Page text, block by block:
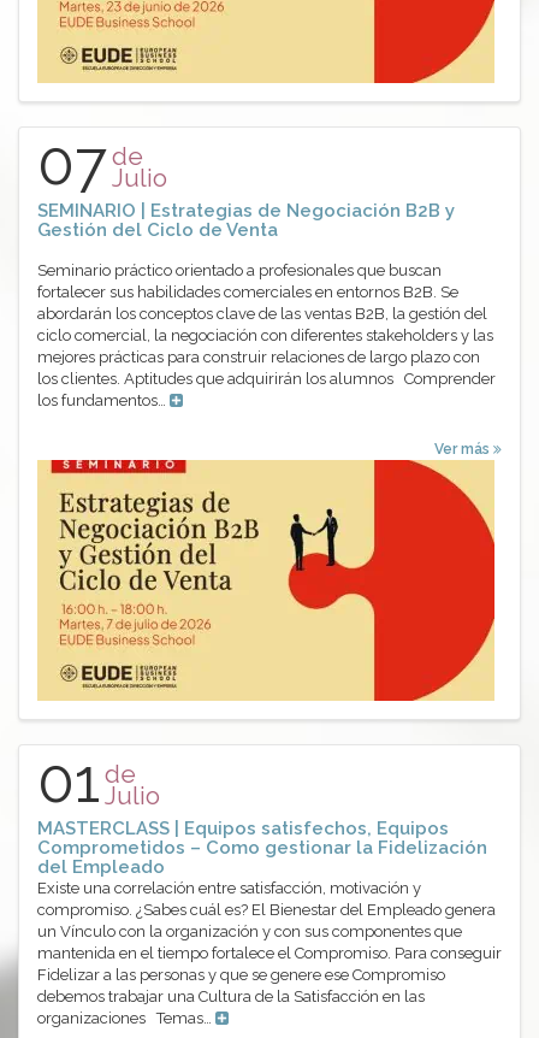
07de
Julio
SEMINARIO | Estrategias de Negociación B2B y
Gestión del Ciclo de Venta
Seminario práctico orientado a profesionales que buscan
fortalecer sus habilidades comerciales en entornos B2B. Se
abordarán los conceptos clave de las ventas B2B, la gestión del
ciclo comercial, la negociación con diferentes stakeholders y las
mejores prácticas para construir relaciones de largo plazo con
los clientes. Aptitudes que adquirirán los alumnos Comprender
los fundamentos…
Ver más
01 de
Julio
MASTERCLASS | Equipos satisfechos, Equipos
Comprometidos – Como gestionar la Fidelización
del Empleado
Existe una correlación entre satisfacción, motivación y
compromiso. ¿Sabes cuál es? El Bienestar del Empleado genera
un Vínculo con la organización y con sus componentes que
mantenida en el tiempo fortalece el Compromiso. Para conseguir
Fidelizar a las personas y que se genere ese Compromiso
debemos trabajar una Cultura de la Satisfacción en las
organizaciones Temas…